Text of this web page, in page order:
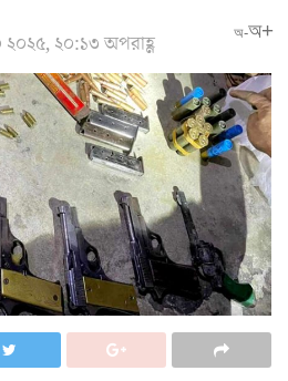
২০২৫, ২০:১৩ অপরাহ্ণ
অ-অ+